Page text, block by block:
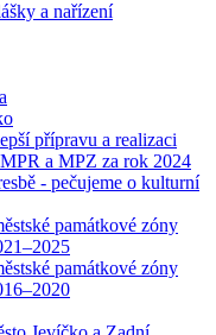
a nařízení
přípravu a realizaci
a MPZ za rok 2024
- pečujeme o kulturní
památkové zóny
památkové zóny